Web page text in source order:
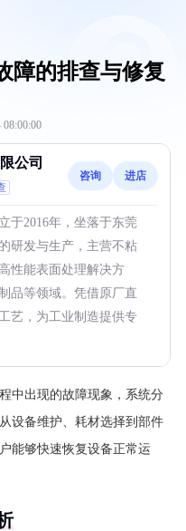
障的排查与修复
08:00:00
公司
咨询 进店
于2016年，坐落于东莞
研发与生产，主营不粘
性能表面处理解决方
品等领域。凭借原厂直
艺，为工业制造提供专
中出现的故障现象，系统分
设备维护、耗材选择到部件
能够快速恢复设备正常运